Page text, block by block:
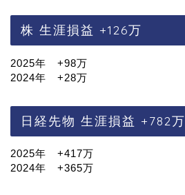
株 生涯損益 +126万
2025年 +98万
2024年 +28万
日経先物 生涯損益 +782万
2025年 +417万
2024年 +365万